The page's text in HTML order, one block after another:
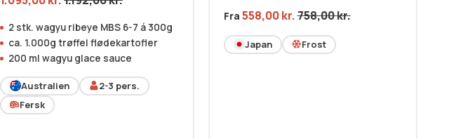
2 stk. wagyu ribeye MBS 6-7 á 300g
ca. 1.000g trøffel flødekartofler
200 ml wagyu glace sauce
Australien 2-3 pers.
Fersk
Fra 558,00kr.758,00kr.
Japan Frost